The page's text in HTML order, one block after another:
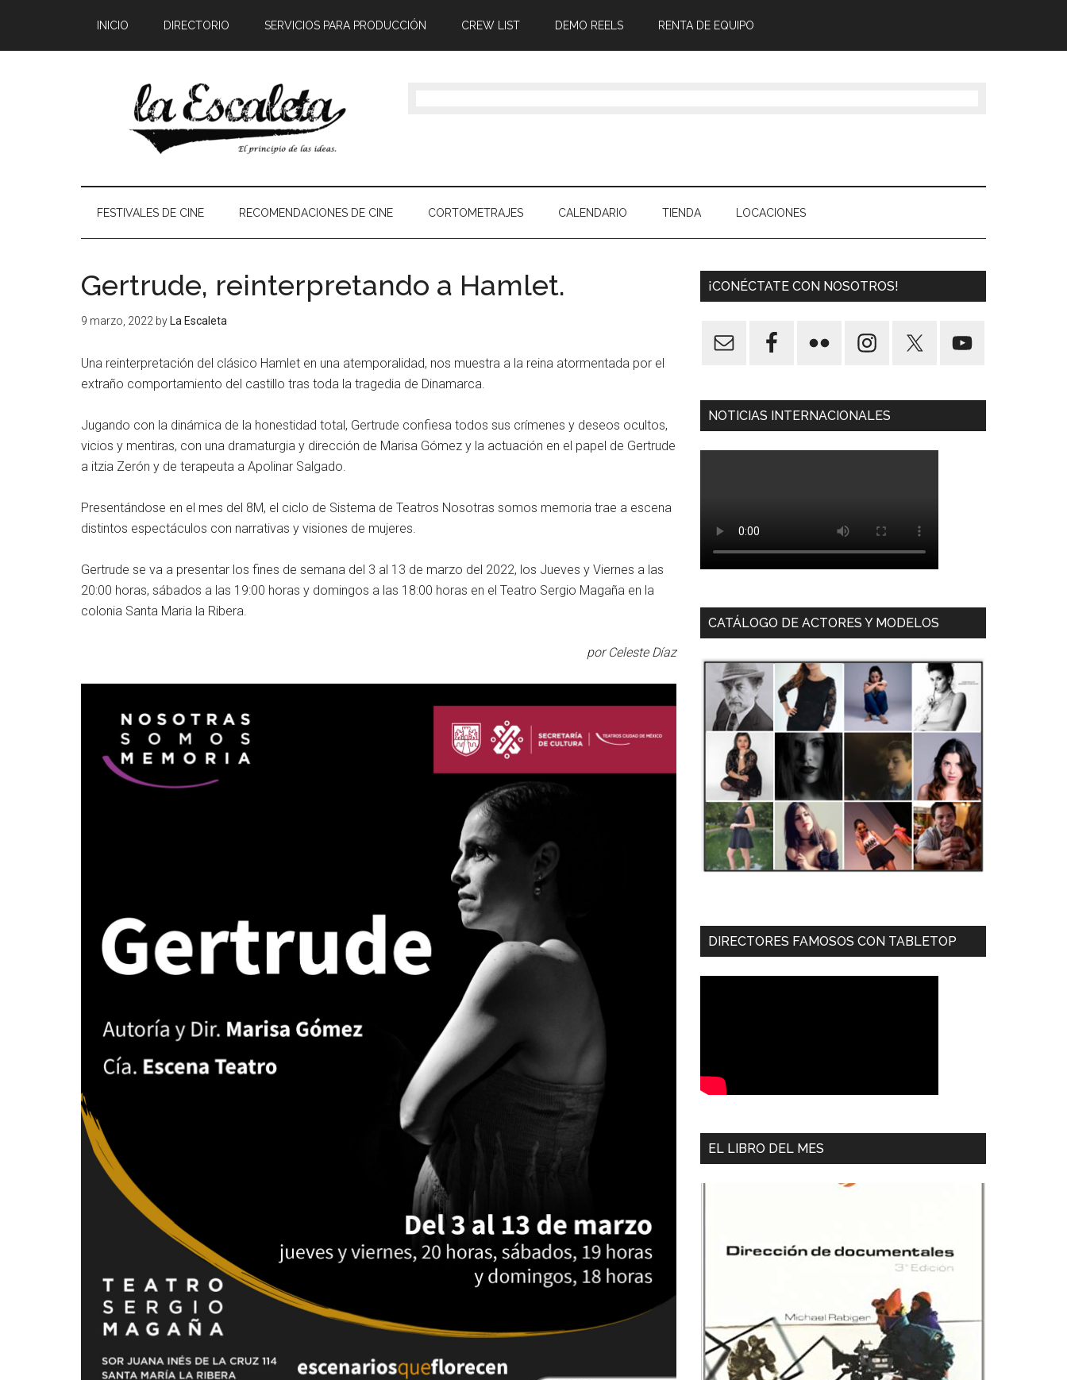
INICIO DIRECTORIO SERVICIOS PARA PRODUCCIÓN CREW LIST DEMO REELS RENTA DE EQUIPO
FESTIVALES DE CINE RECOMENDACIONES DE CINE CORTOMETRAJES CALENDARIO TIENDA LOCACIONES
Gertrude, reinterpretando a Hamlet.
9 marzo, 2022 by La Escaleta
Una reinterpretación del clásico Hamlet en una atemporalidad, nos muestra a la reina atormentada por el
extraño comportamiento del castillo tras toda la tragedia de Dinamarca.
Jugando con la dinámica de la honestidad total, Gertrude confiesa todos sus crímenes y deseos ocultos,
vicios y mentiras, con una dramaturgia y dirección de Marisa Gómez y la actuación en el papel de Gertrude
a itzia Zerón y de terapeuta a Apolinar Salgado.
Presentándose en el mes del 8M, el ciclo de Sistema de Teatros Nosotras somos memoria trae a escena
distintos espectáculos con narrativas y visiones de mujeres.
Gertrude se va a presentar los fines de semana del 3 al 13 de marzo del 2022, los Jueves y Viernes a las
20:00 horas, sábados a las 19:00 horas y domingos a las 18:00 horas en el Teatro Sergio Magaña en la
colonia Santa Maria la Ribera.
por Celeste Díaz
¡CONÉCTATE CON NOSOTROS!
NOTICIAS INTERNACIONALES
CATÁLOGO DE ACTORES Y MODELOS
DIRECTORES FAMOSOS CON TABLETOP
EL LIBRO DEL MES